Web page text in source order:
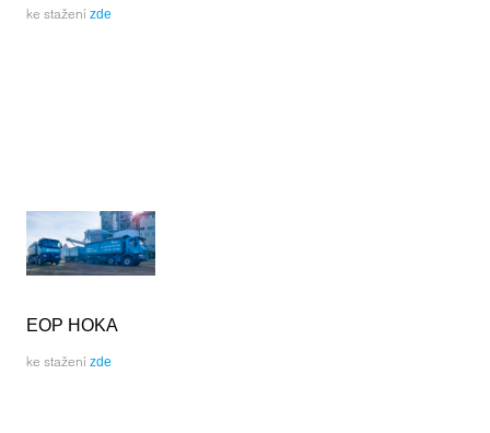
ke stažení zde
EOP HOKA
ke stažení zde